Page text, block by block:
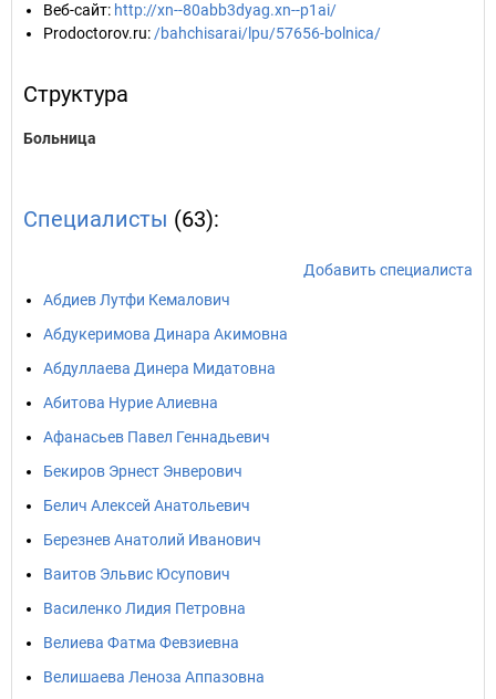
Веб-сайт: http://xn--80abb3dyag.xn--p1ai/
Prodoctorov.ru: /bahchisarai/lpu/57656-bolnica/
Структура
Больница
Специалисты (63):
Добавить специалиста
Абдиев Лутфи Кемалович
Абдукеримова Динара Акимовна
Абдуллаева Динера Мидатовна
Абитова Нурие Алиевна
Афанасьев Павел Геннадьевич
Бекиров Эрнест Энверович
Белич Алексей Анатольевич
Березнев Анатолий Иванович
Ваитов Эльвис Юсупович
Василенко Лидия Петровна
Велиева Фатма Февзиевна
Велишаева Леноза Аппазовна